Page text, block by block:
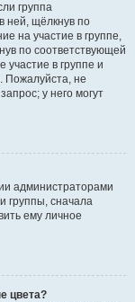
группа
ней, щёлкнув по
на участие в группе,
по соответствующей
в группе и
Пожалуйста, не
у него могут
администраторами
группы, сначала
ему личное
цвета?